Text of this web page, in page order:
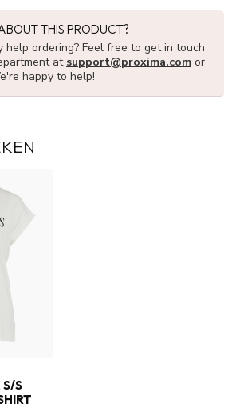
THIS PRODUCT?
help ordering? Feel free to get in touch
at support@proxima.com or
happy to help!
S